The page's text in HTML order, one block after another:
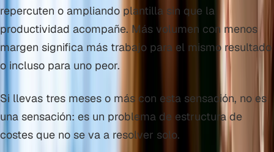
repercuten o ampliando plantilla sin que la
productividad acompañe. Más volumen con menos
margen significa más trabajo para el mismo resultado
o incluso para uno peor.
Si llevas tres meses o más con esta sensación, no es
una sensación: es un problema de estructura de
costes que no se va a resolver solo.